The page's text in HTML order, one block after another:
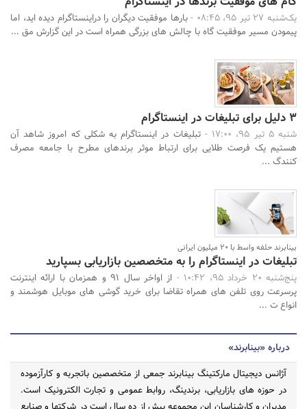
یک‌شنبه 27 تیر 95، 08:45 -
بارها موفقیت دیگران را دراینستاگرام دیده اید، اما
پیمودن مسیر موفقیت گاه با چالش های بزرگی همراه است در این گزارش مق ...
3 دلیل برای تبلیغات در اینستاگرام
شنبه 5 تیر 95، 17:00 -
تبلیغات در اینستاگرام به شکلی که امروز شاهد آن
هستیم یک فرصت طلایی برای ارتباط موثر برندهای مطرح با جامعه مصرف
کنندگ ...
بینابرند حلفه واسط با 20 میلیون ایرانی
تبلیغات در اینستاگرام را به متخصصین بازاریابی بسپارید
پنج‌شنبه 20 خرداد 95، 10:42 -
از اواخر سال 91 و همزمان با ارائه اینترنت
پرسرعت روی تلفن های همراه تقاضا برای خرید گوشی های موبایل هوشمند و
انواع ت ...
درباره «بینابرند»
آژانس دیجیتال مارکتینگ بینابرند جمعی از متخصصین باتجربه و کارآزموده
در حوزه های بازاریابی، برندینگ، روابط عمومی و تجارت الکترونیک است.